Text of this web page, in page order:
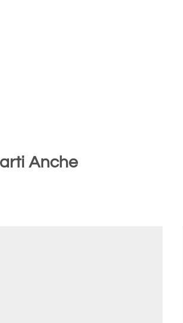
Anche